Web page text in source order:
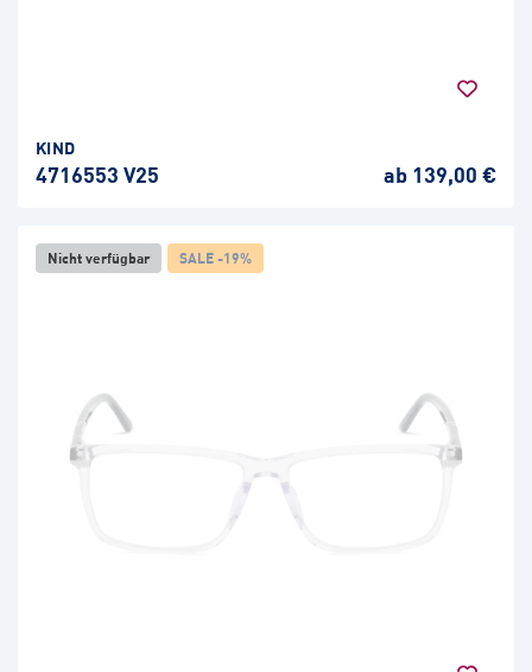
KIND
4716553 V25 ab 139,00 €
Nicht verfügbar SALE -19%